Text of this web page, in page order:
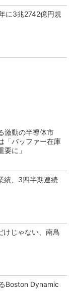
に3兆2742億円規
激動の半導体市
バッファー在庫
要に」
績、3四半期連続
じゃない、南鳥
Boston Dynamic